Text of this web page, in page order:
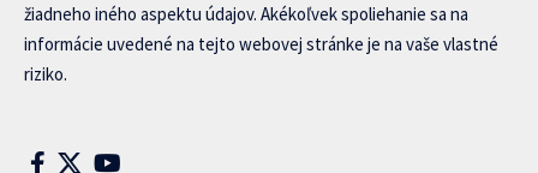
žiadneho iného aspektu údajov. Akékoľvek spoliehanie sa na
informácie uvedené na tejto webovej stránke je na vaše vlastné
riziko.